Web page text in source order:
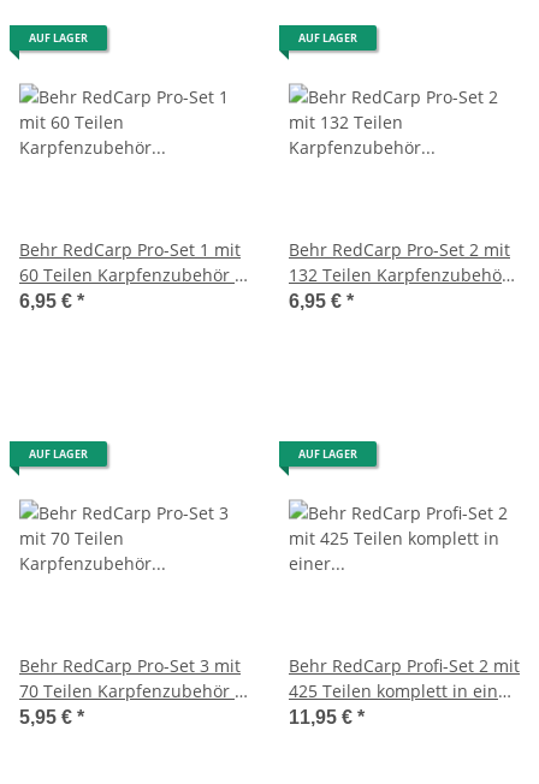
AUF LAGER
Behr RedCarp Pro-Set 1 mit
60 Teilen Karpfenzubehör in
einer Kunststoffbox
6,95 € *
AUF LAGER
Behr RedCarp Pro-Set 2 mit
132 Teilen Karpfenzubehör
in einer Kunststoffbox
6,95 € *
AUF LAGER
Behr RedCarp Pro-Set 3 mit
70 Teilen Karpfenzubehör in
einer Kunststoffbox
5,95 € *
AUF LAGER
Behr RedCarp Profi-Set 2 mit
425 Teilen komplett in einer
Kunststoffbox
11,95 € *